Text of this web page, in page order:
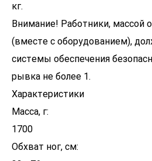
кг.
Внимание! Работники, массой
(вместе с оборудованием),
системы обеспечения
рывка не более 1.
Характеристики
Масса, г:
1700
Обхват ног, см: